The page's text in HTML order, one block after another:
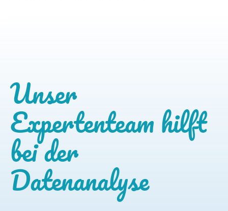
Unser
Expertenteam hilft
bei der
Datenanalyse